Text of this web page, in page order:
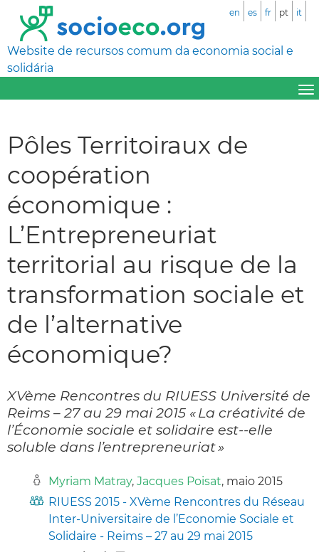
Website de recursos comum da economia social e
solidária
en es fr pt it
Pôles Territoiraux de
coopération
économique :
L’Entrepreneuriat
territorial au risque de la
transformation sociale et
de l’alternative
économique?
XVème Rencontres du RIUESS Université de
Reims – 27 au 29 mai 2015 « La créativité de
l’Économie sociale et solidaire est-­‐elle
soluble dans l’entrepreneuriat »
Myriam Matray, Jacques Poisat, maio 2015
RIUESS 2015 - XVème Rencontres du Réseau
Inter-Universitaire de l’Economie Sociale et
Solidaire - Reims – 27 au 29 mai 2015